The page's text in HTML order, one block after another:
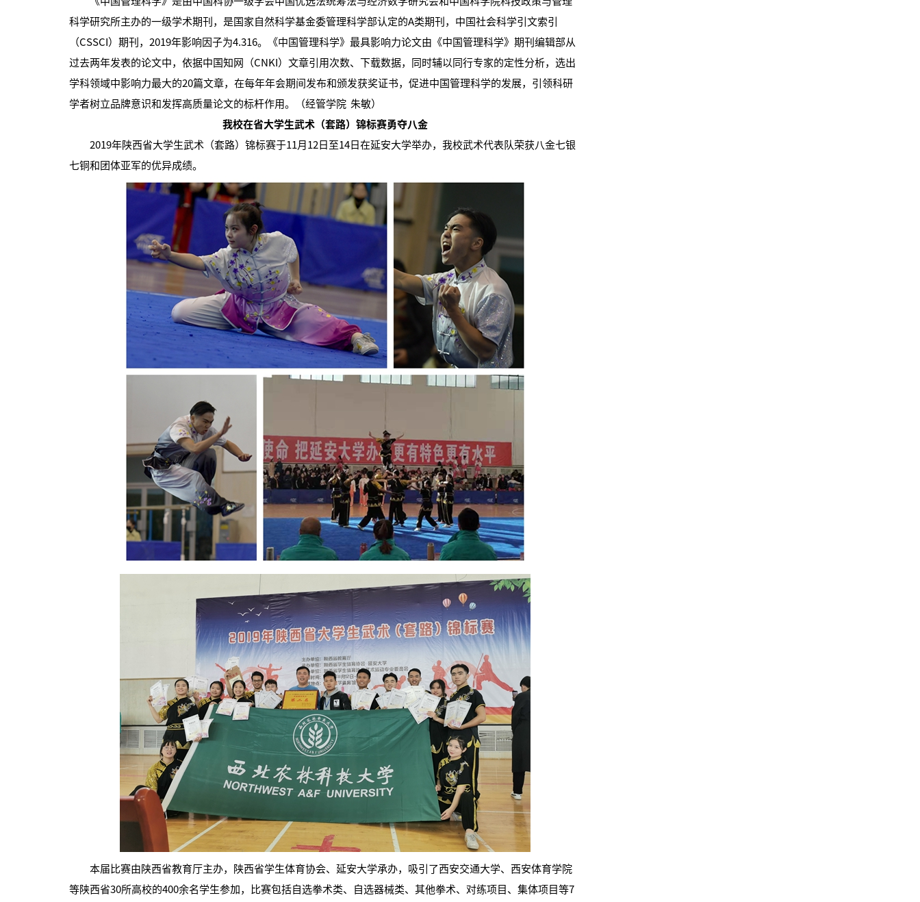
科学研究所主办的一级学术期刊，是国家自然科学基金委管理科学部认定的A类期刊，中国社会科学引文索引
（CSSCI）期刊，2019年影响因子为4.316。《中国管理科学》最具影响力论文由《中国管理科学》期刊编辑部从
过去两年发表的论文中，依据中国知网（CNKI）文章引用次数、下载数据，同时辅以同行专家的定性分析，选出
学科领域中影响力最大的20篇文章，在每年年会期间发布和颁发获奖证书，促进中国管理科学的发展，引领科研
学者树立品牌意识和发挥高质量论文的标杆作用。（经管学院 朱敏）
我校在省大学生武术（套路）锦标赛勇夺八金
2019年陕西省大学生武术（套路）锦标赛于11月12日至14日在延安大学举办，我校武术代表队荣获八金七银
七铜和团体亚军的优异成绩。
本届比赛由陕西省教育厅主办，陕西省学生体育协会、延安大学承办，吸引了西安交通大学、西安体育学院
等陕西省30所高校的400余名学生参加，比赛包括自选拳术类、自选器械类、其他拳术、对练项目、集体项目等7